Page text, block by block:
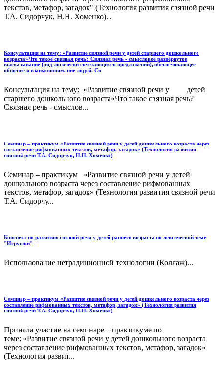
текстов, метафор, загадок" (Технология развития связной речи
Т.А. Сидорчук, Н.Н. Хоменко)...
Консультация на тему: «Развитие связной речи у детей старшего дошкольного
возраста»Что такое связная речь? Связная речь - смысловое развёрнутое
высказывание (ряд логически сочетающихся предложений), обеспечивающее
общение и взаимопонимание людей. Св
Консультация на тему: «Развитие связной речи у детей
старшего дошкольного возраста»Что такое связная речь?
Связная речь - смыслов...
Семинар – практикум «Развитие связной речи у детей дошкольного возраста через
составление рифмованных текстов, метафор, загадок» (Технология развития
связной речи Т.А. Сидорчук, Н.Н. Хоменко)
Семинар – практикум «Развитие связной речи у детей
дошкольного возраста через составление рифмованных
текстов, метафор, загадок» (Технология развития связной речи
Т.А. Сидорчу...
Конспект по развитию связной речи у детей раннего возраста по лексической теме
"Игрушки"
Использование нетрадиционной технологии (Коллаж)...
Семинар – практикум «Развитие связной речи у детей дошкольного возраста через
составление рифмованных текстов, метафор, загадок» (Технология развития
связной речи Т.А. Сидорчук, Н.Н. Хоменко)
Приняла участие на семинаре – практикуме по
теме: «Развитие связной речи у детей дошкольного возраста
через составление рифмованных текстов, метафор, загадок»
(Технология развит...